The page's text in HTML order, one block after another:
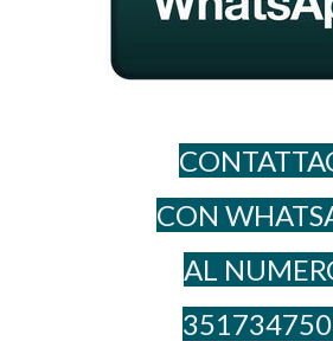
CON
AL